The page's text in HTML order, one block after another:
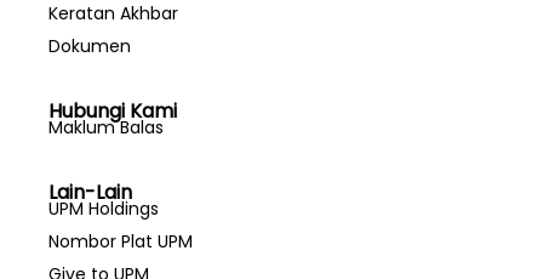
Keratan Akhbar
Dokumen
Hubungi Kami
Maklum Balas
Lain-Lain
UPM Holdings
Nombor Plat UPM